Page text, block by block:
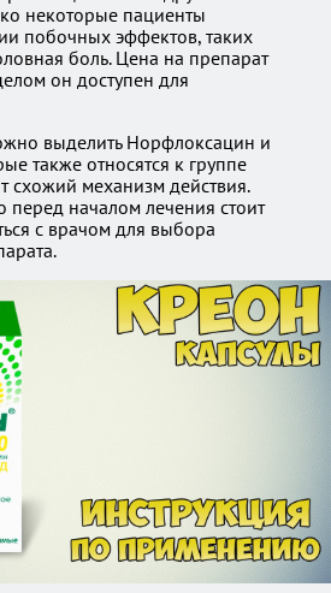
некоторые пациенты
побочных эффектов, таких
боль. Цена на препарат
он доступен для
выделить Норфлоксацин и
также относятся к группе
схожий механизм действия.
перед началом лечения стоит
с врачом для выбора